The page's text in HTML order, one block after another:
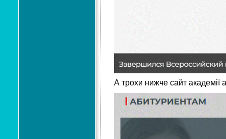
А трохи нижче сайт академії